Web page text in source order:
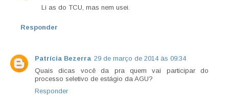
Li as do TCU, mas nem usei.
Responder
Patrícia Bezerra 29 de março de 2014 às 09:34
Quais dicas você da pra quem vai participar do
processo seletivo de estágio da AGU?
Responder